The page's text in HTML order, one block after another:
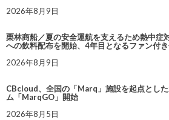
2026年8月9日
栗林商船／夏の安全運航を支えるため熱中症
への飲料配布を開始、4年目となるファン付
2026年8月9日
CBcloud、全国の「Marq」施設を起点とし
ム「MarqGO」開始
2026年8月5日